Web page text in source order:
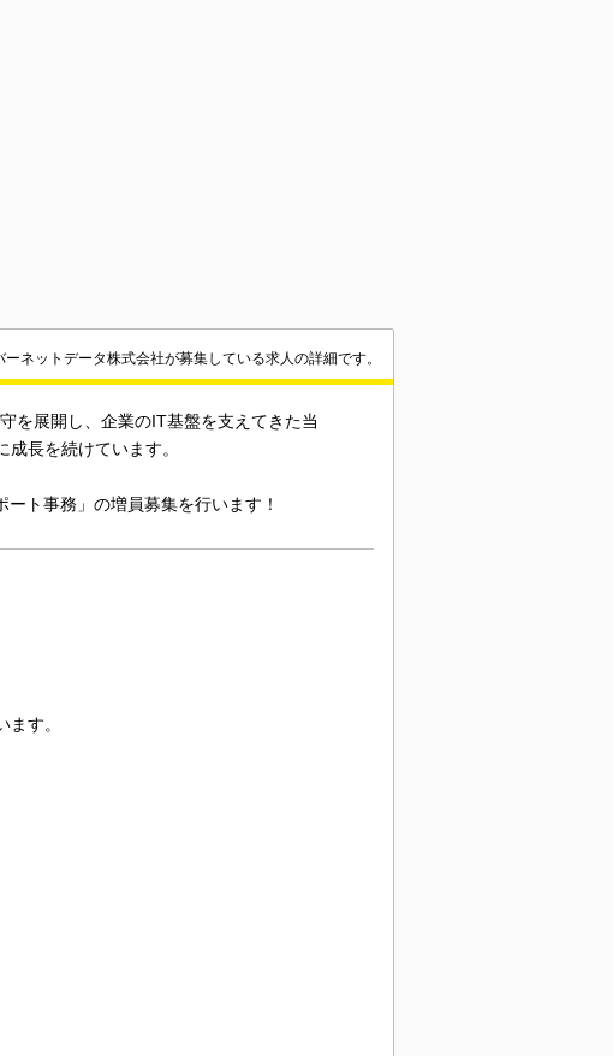
ーネットデータ株式会社が募集している求人の詳細です。
を展開し、企業のIT基盤を支えてきた当
長を続けています。
ト事務」の増員募集を行います！
す。